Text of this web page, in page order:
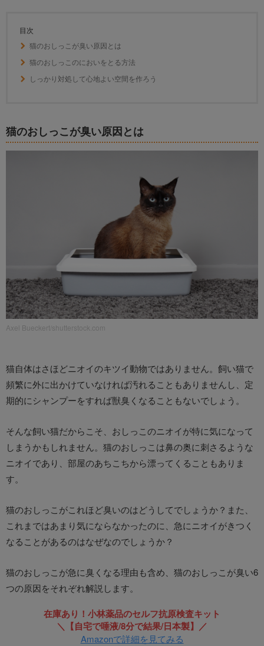
目次
猫のおしっこが臭い原因とは
猫のおしっこのにおいをとる方法
しっかり対処して心地よい空間を作ろう
猫のおしっこが臭い原因とは
Axel Bueckert/shutterstock.com
猫自体はさほどニオイのキツイ動物ではありません。飼い猫で
頻繁に外に出かけていなければ汚れることもありませんし、定
期的にシャンプーをすれば獣臭くなることもないでしょう。
そんな飼い猫だからこそ、おしっこのニオイが特に気になって
しまうかもしれません。猫のおしっこは鼻の奥に刺さるような
ニオイであり、部屋のあちこちから漂ってくることもありま
す。
猫のおしっこがこれほど臭いのはどうしてでしょうか？また、
これまではあまり気にならなかったのに、急にニオイがきつく
なることがあるのはなぜなのでしょうか？
猫のおしっこが急に臭くなる理由も含め、猫のおしっこが臭い6
つの原因をそれぞれ解説します。
在庫あり！小林薬品のセルフ抗原検査キット
＼【自宅で唾液/8分で結果/日本製】／
Amazonで詳細を見てみる